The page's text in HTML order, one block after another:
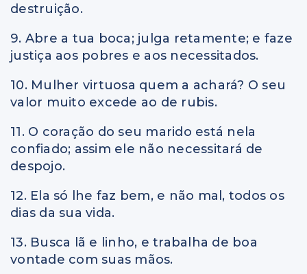
destruição.
9. Abre a tua boca; julga retamente; e faze
justiça aos pobres e aos necessitados.
10. Mulher virtuosa quem a achará? O seu
valor muito excede ao de rubis.
11. O coração do seu marido está nela
confiado; assim ele não necessitará de
despojo.
12. Ela só lhe faz bem, e não mal, todos os
dias da sua vida.
13. Busca lã e linho, e trabalha de boa
vontade com suas mãos.